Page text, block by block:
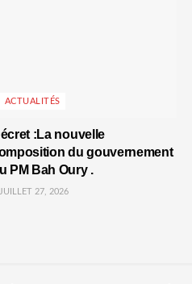
ACTUALITÉS
:La nouvelle
du gouvernement
PM Bah Oury .
JUILLET 27, 2026